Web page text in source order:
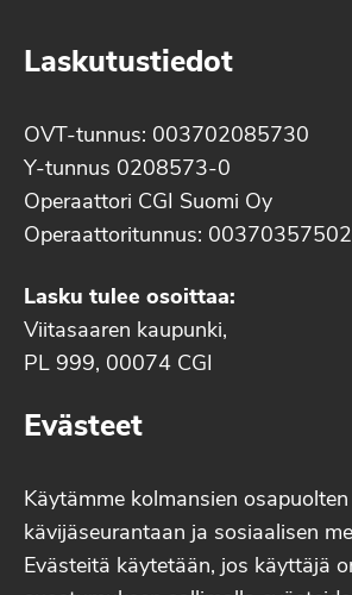
Laskutustiedot
OVT-tunnus: 003702085730
Y-tunnus 0208573-0
Operaattori CGI Suomi Oy
Operaattoritunnus:
Lasku tulee osoittaa:
Viitasaaren kaupunki,
PL 999, 00074 CGI
Evästeet
Käytämme kolmansien
kävijäseurantaan ja sosiaalisen
Evästeitä käytetään, jos käyttäjä